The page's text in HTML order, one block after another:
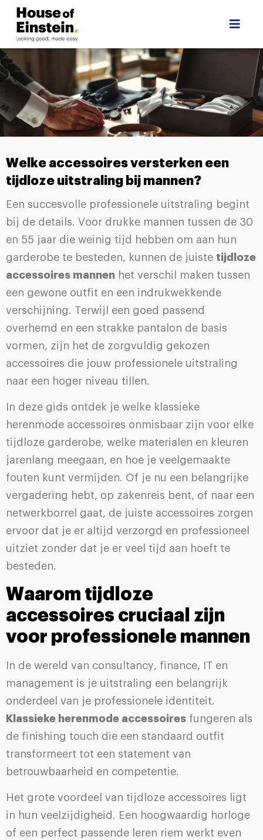
Welke accessoires versterken een
tijdloze uitstraling bij mannen?
Een succesvolle professionele uitstraling begint
bij de details. Voor drukke mannen tussen de 30
en 55 jaar die weinig tijd hebben om aan hun
garderobe te besteden, kunnen de juiste tijdloze
accessoires mannen het verschil maken tussen
een gewone outfit en een indrukwekkende
verschijning. Terwijl een goed passend
overhemd en een strakke pantalon de basis
vormen, zijn het de zorgvuldig gekozen
accessoires die jouw professionele uitstraling
naar een hoger niveau tillen.
In deze gids ontdek je welke klassieke
herenmode accessoires onmisbaar zijn voor elke
tijdloze garderobe, welke materialen en kleuren
jarenlang meegaan, en hoe je veelgemaakte
fouten kunt vermijden. Of je nu een belangrijke
vergadering hebt, op zakenreis bent, of naar een
netwerkborrel gaat, de juiste accessoires zorgen
ervoor dat je er altijd verzorgd en professioneel
uitziet zonder dat je er veel tijd aan hoeft te
besteden.
Waarom tijdloze
accessoires cruciaal zijn
voor professionele mannen
In de wereld van consultancy, finance, IT en
management is je uitstraling een belangrijk
onderdeel van je professionele identiteit.
Klassieke herenmode accessoires fungeren als
de finishing touch die een standaard outfit
transformeert tot een statement van
betrouwbaarheid en competentie.
Het grote voordeel van tijdloze accessoires ligt
in hun veelzijdigheid. Een hoogwaardig horloge
of een perfect passende leren riem werkt even